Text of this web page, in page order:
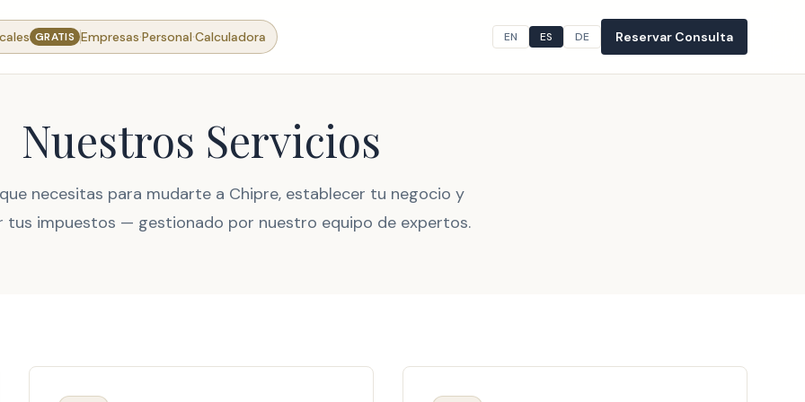
GRATIS Empresas·Personal·Calculadora EN ES DE Reservar Consulta
Nuestros Servicios
necesitas para mudarte a Chipre, establecer tu negocio y
tus impuestos — gestionado por nuestro equipo de expertos.